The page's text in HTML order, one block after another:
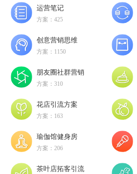
运营笔记
方案：425
创意营销思维
方案：1150
朋友圈社群营销
方案：310
花店引流方案
方案：163
瑜伽馆健身房
方案：206
茶叶店拓客引流